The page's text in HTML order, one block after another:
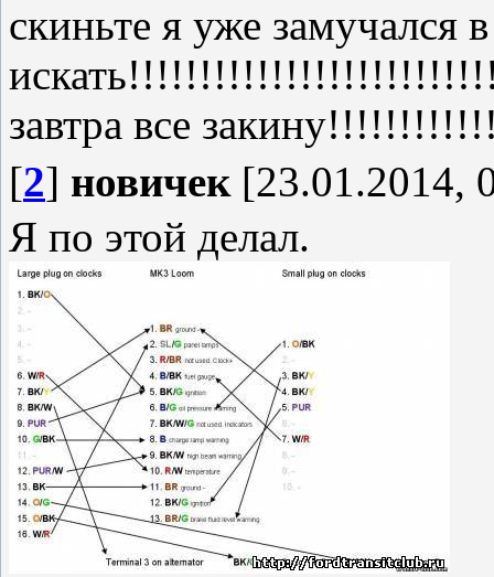
скиньте я уже замучался
завтра все
[2] новичек[23.01.2014,
Я по этой делал.